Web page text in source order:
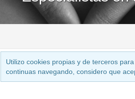
Utilizo cookies propias y de terceros
continuas navegando, considero que